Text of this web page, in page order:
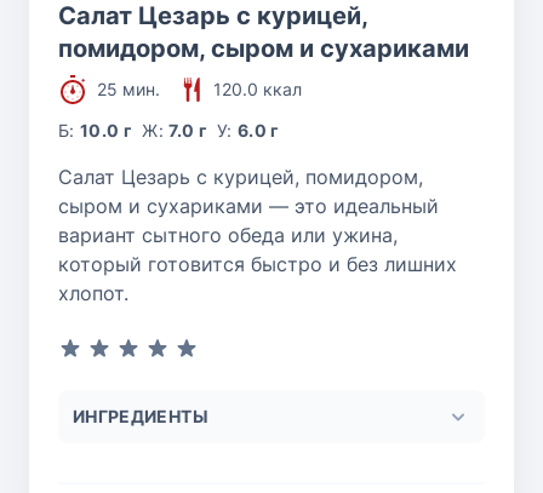
Салат Цезарь с курицей,
помидором, сыром и сухариками
25 мин.
120.0 ккал
Б:10.0 г Ж:7.0 г У:6.0 г
Салат Цезарь с курицей, помидором,
сыром и сухариками — это идеальный
вариант сытного обеда или ужина,
который готовится быстро и без лишних
хлопот.
ИНГРЕДИЕНТЫ